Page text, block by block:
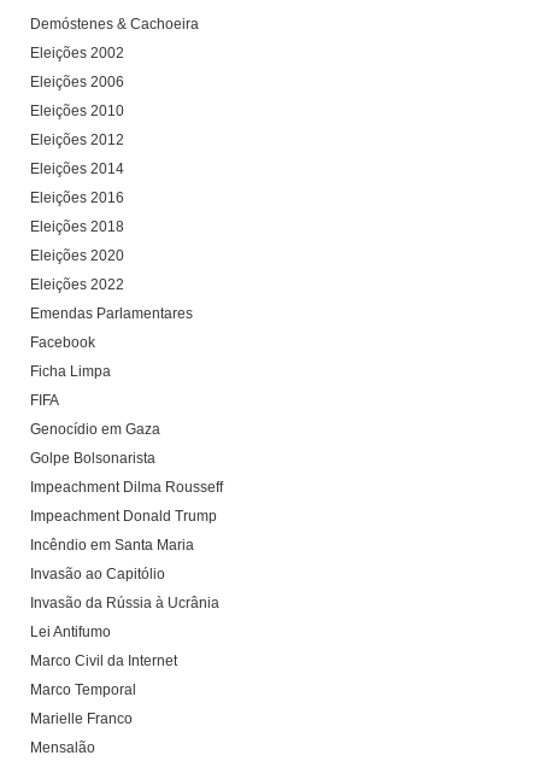
Demóstenes & Cachoeira
Eleições 2002
Eleições 2006
Eleições 2010
Eleições 2012
Eleições 2014
Eleições 2016
Eleições 2018
Eleições 2020
Eleições 2022
Emendas Parlamentares
Facebook
Ficha Limpa
FIFA
Genocídio em Gaza
Golpe Bolsonarista
Impeachment Dilma Rousseff
Impeachment Donald Trump
Incêndio em Santa Maria
Invasão ao Capitólio
Invasão da Rússia à Ucrânia
Lei Antifumo
Marco Civil da Internet
Marco Temporal
Marielle Franco
Mensalão